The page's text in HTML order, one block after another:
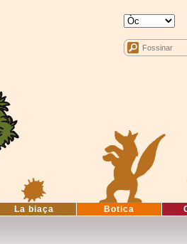
La biaça Botica